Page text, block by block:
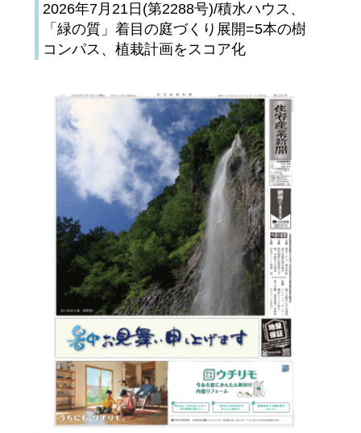
2026年7月21日(第2288号)/積水ハウス、
「緑の質」着目の庭づくり展開=5本の樹
コンパス、植栽計画をスコア化